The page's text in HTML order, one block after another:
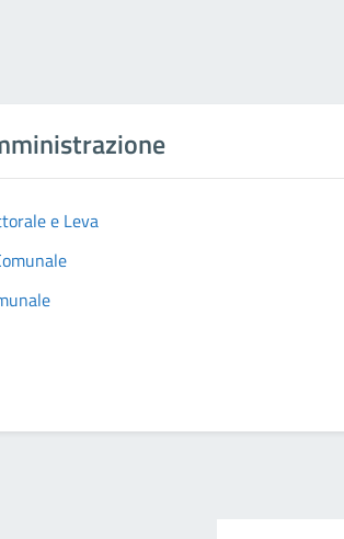
e Leva